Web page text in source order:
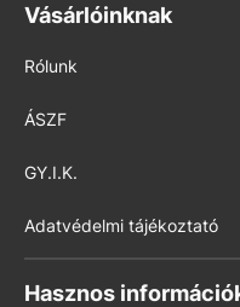
Vásárlóinknak
Rólunk
ÁSZF
GY.I.K.
Adatvédelmi tájékoztató
Hasznos